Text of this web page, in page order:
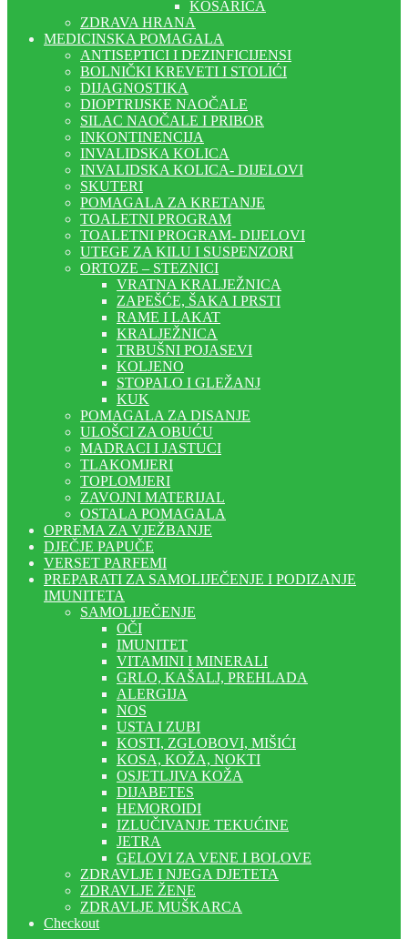
KOŠARICA
ZDRAVA HRANA
MEDICINSKA POMAGALA
ANTISEPTICI I DEZINFICIJENSI
BOLNIČKI KREVETI I STOLIĆI
DIJAGNOSTIKA
DIOPTRIJSKE NAOČALE
SILAC NAOČALE I PRIBOR
INKONTINENCIJA
INVALIDSKA KOLICA
INVALIDSKA KOLICA- DIJELOVI
SKUTERI
POMAGALA ZA KRETANJE
TOALETNI PROGRAM
TOALETNI PROGRAM- DIJELOVI
UTEGE ZA KILU I SUSPENZORI
ORTOZE – STEZNICI
VRATNA KRALJEŽNICA
ZAPEŠĆE, ŠAKA I PRSTI
RAME I LAKAT
KRALJEŽNICA
TRBUŠNI POJASEVI
KOLJENO
STOPALO I GLEŽANJ
KUK
POMAGALA ZA DISANJE
ULOŠCI ZA OBUĆU
MADRACI I JASTUCI
TLAKOMJERI
TOPLOMJERI
ZAVOJNI MATERIJAL
OSTALA POMAGALA
OPREMA ZA VJEŽBANJE
DJEČJE PAPUČE
VERSET PARFEMI
PREPARATI ZA SAMOLIJEČENJE I PODIZANJE
IMUNITETA
SAMOLIJEČENJE
OČI
IMUNITET
VITAMINI I MINERALI
GRLO, KAŠALJ, PREHLADA
ALERGIJA
NOS
USTA I ZUBI
KOSTI, ZGLOBOVI, MIŠIĆI
KOSA, KOŽA, NOKTI
OSJETLJIVA KOŽA
DIJABETES
HEMOROIDI
IZLUČIVANJE TEKUĆINE
JETRA
GELOVI ZA VENE I BOLOVE
ZDRAVLJE I NJEGA DJETETA
ZDRAVLJE ŽENE
ZDRAVLJE MUŠKARCA
Checkout